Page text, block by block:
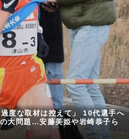
度な取材は控えて」 10代選手へ
大問題…安藤美姫や岩崎恭子ら